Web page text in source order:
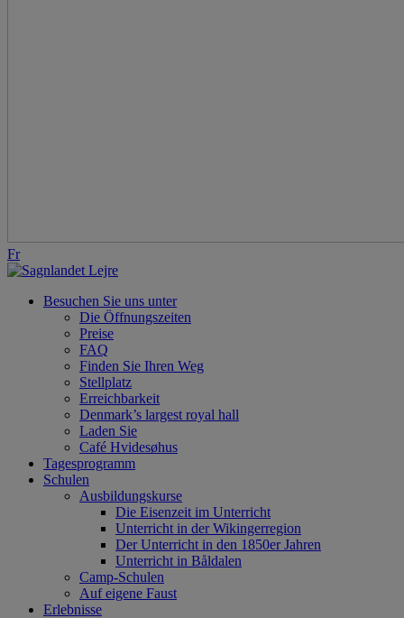
Fr
Besuchen Sie uns unter
Die Öffnungszeiten
Preise
FAQ
Finden Sie Ihren Weg
Stellplatz
Erreichbarkeit
Denmark’s largest royal hall
Laden Sie
Café Hvidesøhus
Tagesprogramm
Schulen
Ausbildungskurse
Die Eisenzeit im Unterricht
Unterricht in der Wikingerregion
Der Unterricht in den 1850er Jahren
Unterricht in Båldalen
Camp-Schulen
Auf eigene Faust
Erlebnisse